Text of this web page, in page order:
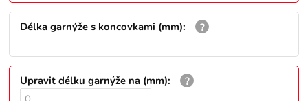
Délka garnýže s koncovkami (mm):
Upravit délku garnýže na (mm):